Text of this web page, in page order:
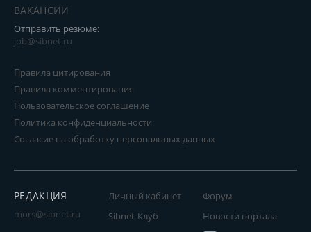
ВАКАНСИИ
Отправить резюме:
job@sibnet.ru
Правила цитирования
Правила комментирования
Пользовательское соглашение
Политика конфиденциальности
Согласие на обработку персональных данных
РЕДАКЦИЯ
mors@sibnet.ru
Личный кабинет
Sibnet-Клуб
Форум
Новости портала